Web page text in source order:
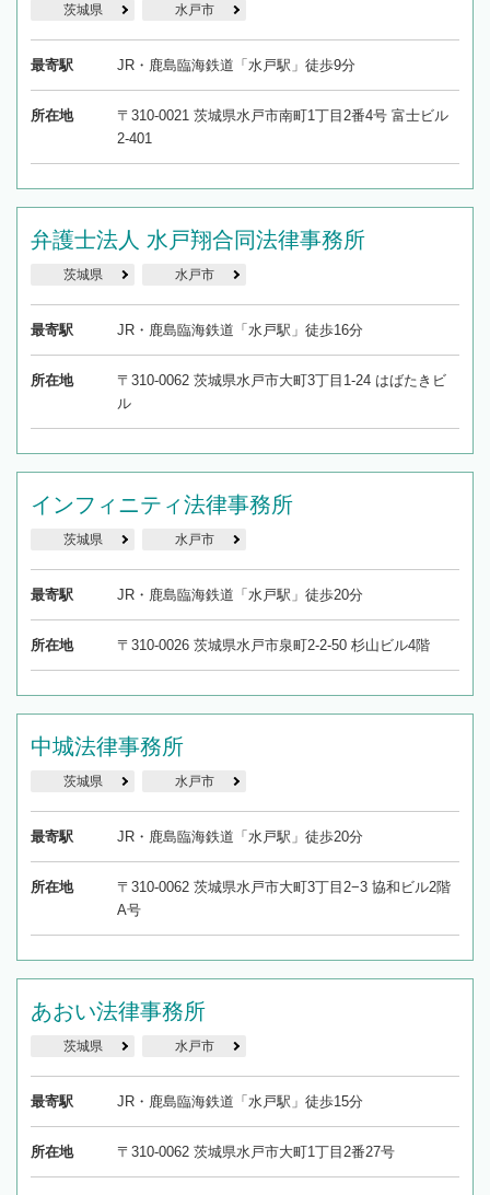
茨城県 水戸市
最寄駅 JR・鹿島臨海鉄道「水戸駅」徒歩9分
所在地
〒310-0021 茨城県水戸市南町1丁目2番4号 富士ビル
2-401
弁護士法人 水戸翔合同法律事務所
茨城県 水戸市
最寄駅 JR・鹿島臨海鉄道「水戸駅」徒歩16分
所在地
〒310-0062 茨城県水戸市大町3丁目1-24 はばたきビ
ル
インフィニティ法律事務所
茨城県 水戸市
最寄駅 JR・鹿島臨海鉄道「水戸駅」徒歩20分
所在地 〒310-0026 茨城県水戸市泉町2-2-50 杉山ビル4階
中城法律事務所
茨城県 水戸市
最寄駅 JR・鹿島臨海鉄道「水戸駅」徒歩20分
所在地
〒310-0062 茨城県水戸市大町3丁目2−3 協和ビル2階
A号
あおい法律事務所
茨城県 水戸市
最寄駅 JR・鹿島臨海鉄道「水戸駅」徒歩15分
所在地 〒310-0062 茨城県水戸市大町1丁目2番27号